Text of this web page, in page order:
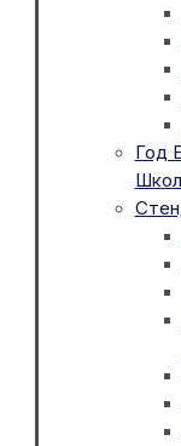
Год